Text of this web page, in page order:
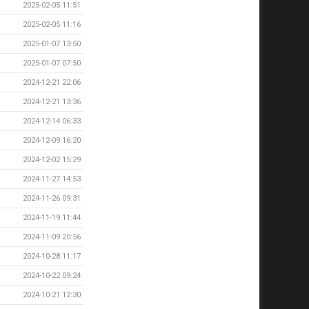
2025-02-05 11:51
2025-02-05 11:16
2025-01-07 13:50
2025-01-07 07:50
2024-12-21 22:06
2024-12-21 13:36
2024-12-14 06:33
2024-12-09 16:20
2024-12-02 15:29
2024-11-27 14:53
2024-11-26 09:31
2024-11-19 11:44
2024-11-09 20:56
2024-10-28 11:17
2024-10-22 09:24
2024-10-21 12:30